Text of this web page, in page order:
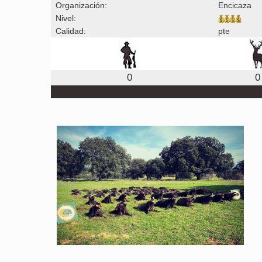
Organización:
Encicaza
Nivel:
Calidad:
pte
0 0